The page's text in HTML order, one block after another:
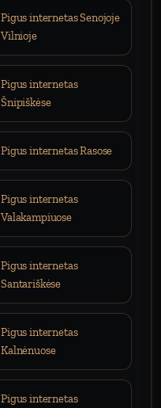
Pigus internetas Senojoje
Vilnioje
Pigus internetas
Šnipiškėse
Pigus internetas Rasose
Pigus internetas
Valakampiuose
Pigus internetas
Santariškėse
Pigus internetas
Kalnėnuose
Pigus internetas